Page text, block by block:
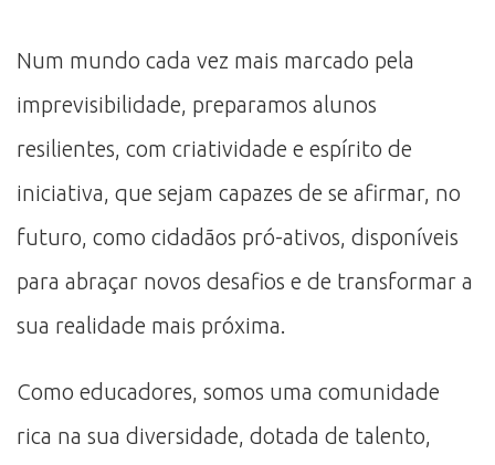
Num mundo cada vez mais marcado pela
imprevisibilidade, preparamos alunos
resilientes, com criatividade e espírito de
iniciativa, que sejam capazes de se afirmar, no
futuro, como cidadãos pró-ativos, disponíveis
para abraçar novos desafios e de transformar a
sua realidade mais próxima.
Como educadores, somos uma comunidade
rica na sua diversidade, dotada de talento,